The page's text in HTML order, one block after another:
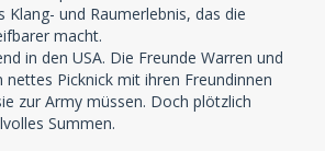
Klang- und Raumerlebnis, das die
macht.
in den USA. Die Freunde Warren und
nettes Picknick mit ihren Freundinnen
zur Army müssen. Doch plötzlich
Summen.